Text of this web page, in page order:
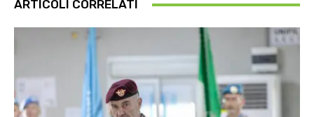
ARTICOLI CORRELATI